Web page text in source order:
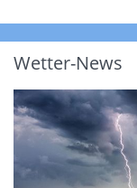
Wetter-News